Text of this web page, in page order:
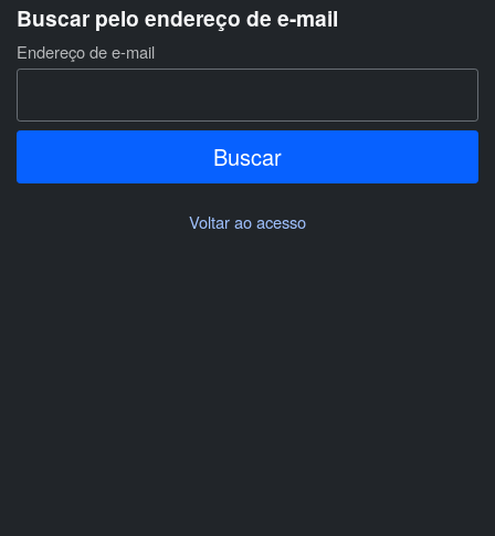
Buscar pelo endereço de e-mail
Buscar pelo endereço de e-mail
Endereço de e-mail
Voltar ao acesso